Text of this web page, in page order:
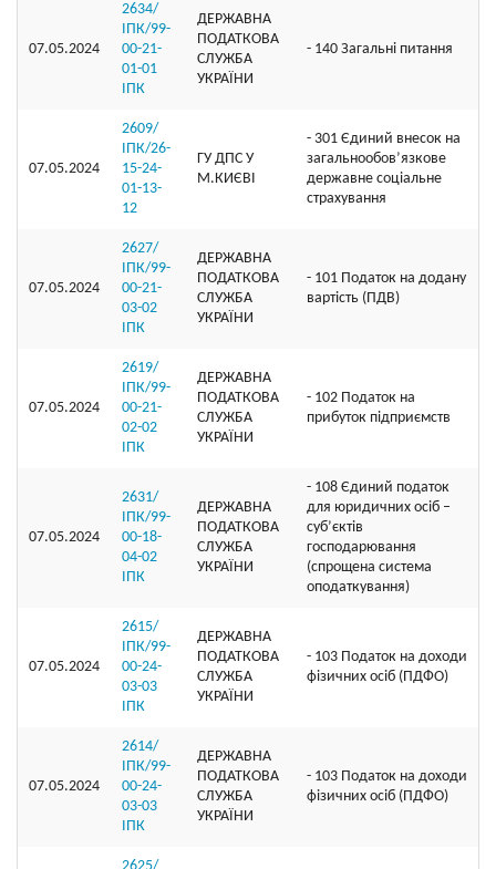
07.05.2024
2634/
ІПК/99-
00-21-
01-01
ІПК
ДЕРЖАВНА
ПОДАТКОВА
СЛУЖБА
УКРАЇНИ
- 140 Загальні питання
07.05.2024
2609/
ІПК/26-
15-24-
01-13-
12
ГУ ДПС У
М.КИЄВІ
- 301 Єдиний внесок на
загальнообов’язкове
державне соціальне
страхування
07.05.2024
2627/
ІПК/99-
00-21-
03-02
ІПК
ДЕРЖАВНА
ПОДАТКОВА
СЛУЖБА
УКРАЇНИ
- 101 Податок на додану
вартість (ПДВ)
07.05.2024
2619/
ІПК/99-
00-21-
02-02
ІПК
ДЕРЖАВНА
ПОДАТКОВА
СЛУЖБА
УКРАЇНИ
- 102 Податок на
прибуток підприємств
07.05.2024
2631/
ІПК/99-
00-18-
04-02
ІПК
ДЕРЖАВНА
ПОДАТКОВА
СЛУЖБА
УКРАЇНИ
- 108 Єдиний податок
для юридичних осіб –
суб’єктів
господарювання
(спрощена система
оподаткування)
07.05.2024
2615/
ІПК/99-
00-24-
03-03
ІПК
ДЕРЖАВНА
ПОДАТКОВА
СЛУЖБА
УКРАЇНИ
- 103 Податок на доходи
фізичних осіб (ПДФО)
07.05.2024
2614/
ІПК/99-
00-24-
03-03
ІПК
ДЕРЖАВНА
ПОДАТКОВА
СЛУЖБА
УКРАЇНИ
- 103 Податок на доходи
фізичних осіб (ПДФО)